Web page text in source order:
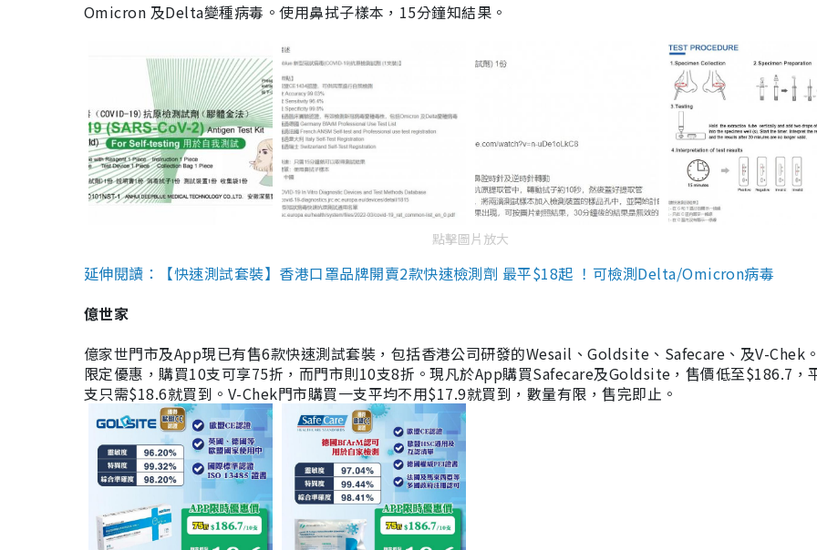
Omicron 及Delta變種病毒。使用鼻拭子樣本，15分鐘知結果。
點擊圖片放大
延伸閱讀：【快速測試套裝】香港口罩品牌開賣2款快速檢測劑 最平$18起 ！可檢測Delta/Omicron病毒
億世家
億家世門市及App現已有售6款快速測試套裝，包括香港公司研發的Wesail、Goldsite、Safecare、及V-Chek
限定優惠，購買10支可享75折，而門市則10支8折。現凡於App購買Safecare及Goldsite，售價低至$186.7，
支只需$18.6就買到。V-Chek門市購買一支平均不用$17.9就買到，數量有限，售完即止。